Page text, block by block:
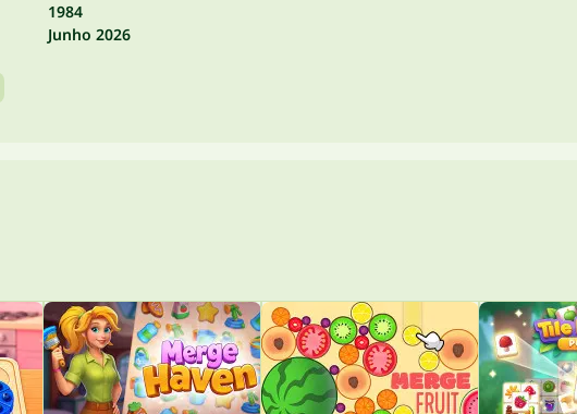
1984
Junho 2026